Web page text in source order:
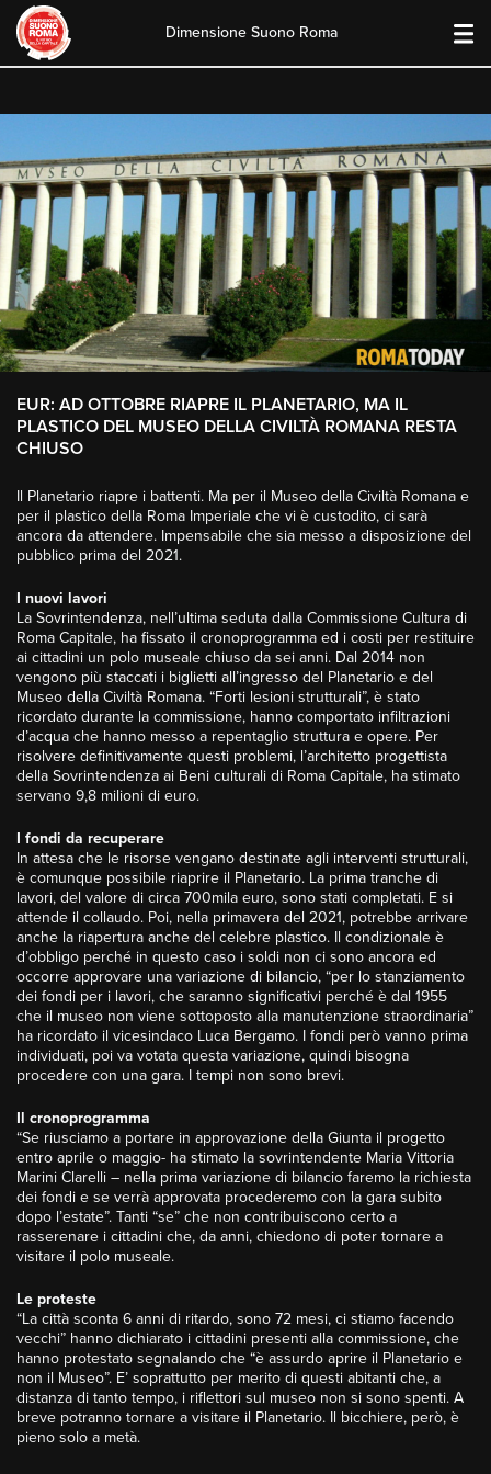
content
Dimensione Suono Roma
EUR: AD OTTOBRE RIAPRE IL PLANETARIO, MA IL
PLASTICO DEL MUSEO DELLA CIVILTÀ ROMANA RESTA
CHIUSO
Il Planetario riapre i battenti. Ma per il Museo della Civiltà Romana e
per il plastico della Roma Imperiale che vi è custodito, ci sarà
ancora da attendere. Impensabile che sia messo a disposizione del
pubblico prima del 2021.
I nuovi lavori
La Sovrintendenza, nell’ultima seduta dalla Commissione Cultura di
Roma Capitale, ha fissato il cronoprogramma ed i costi per restituire
ai cittadini un polo museale chiuso da sei anni. Dal 2014 non
vengono più staccati i biglietti all’ingresso del Planetario e del
Museo della Civiltà Romana. “Forti lesioni strutturali”, è stato
ricordato durante la commissione, hanno comportato infiltrazioni
d’acqua che hanno messo a repentaglio struttura e opere. Per
risolvere definitivamente questi problemi, l’architetto progettista
della Sovrintendenza ai Beni culturali di Roma Capitale, ha stimato
servano 9,8 milioni di euro.
I fondi da recuperare
In attesa che le risorse vengano destinate agli interventi strutturali,
è comunque possibile riaprire il Planetario. La prima tranche di
lavori, del valore di circa 700mila euro, sono stati completati. E si
attende il collaudo. Poi, nella primavera del 2021, potrebbe arrivare
anche la riapertura anche del celebre plastico. Il condizionale è
d’obbligo perché in questo caso i soldi non ci sono ancora ed
occorre approvare una variazione di bilancio, “per lo stanziamento
dei fondi per i lavori, che saranno significativi perché è dal 1955
che il museo non viene sottoposto alla manutenzione straordinaria”
ha ricordato il vicesindaco Luca Bergamo. I fondi però vanno prima
individuati, poi va votata questa variazione, quindi bisogna
procedere con una gara. I tempi non sono brevi.
Il cronoprogramma
“Se riusciamo a portare in approvazione della Giunta il progetto
entro aprile o maggio- ha stimato la sovrintendente Maria Vittoria
Marini Clarelli – nella prima variazione di bilancio faremo la richiesta
dei fondi e se verrà approvata procederemo con la gara subito
dopo l’estate”. Tanti “se” che non contribuiscono certo a
rasserenare i cittadini che, da anni, chiedono di poter tornare a
visitare il polo museale.
Le proteste
“La città sconta 6 anni di ritardo, sono 72 mesi, ci stiamo facendo
vecchi” hanno dichiarato i cittadini presenti alla commissione, che
hanno protestato segnalando che “è assurdo aprire il Planetario e
non il Museo”. E’ soprattutto per merito di questi abitanti che, a
distanza di tanto tempo, i riflettori sul museo non si sono spenti. A
breve potranno tornare a visitare il Planetario. Il bicchiere, però, è
pieno solo a metà.